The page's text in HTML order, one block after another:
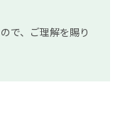
で、ご理解を賜り